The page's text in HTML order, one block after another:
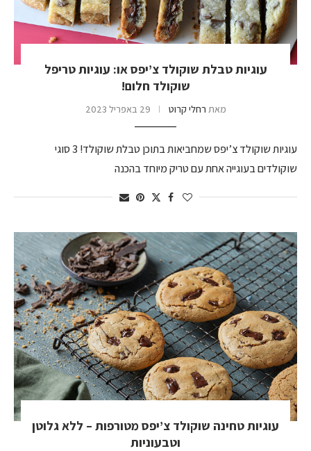
עוגיות טבלת שוקולד צ’יפס או: עוגיות טריפל
שוקולד חלום!
מאת רחלי קרוט 29 באפריל 2023
עוגיות שוקולד צ’יפס שמחביאות בתוכן טבלת שוקולד! 3 סוגי
שוקולדים בעוגייה אחת עם טריק מיוחד בהכנה
עוגיות טחינה שוקולד צ’יפס מטורפות – ללא גלוטן
וטבעוניות